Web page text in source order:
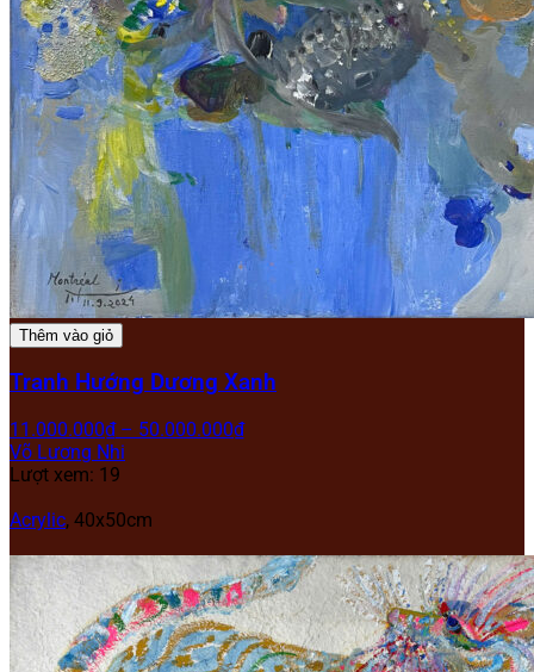
Thêm vào giỏ
Tranh Hướng Dương Xanh
11.000.000₫ – 50.000.000₫
Võ Lương Nhi
Lượt xem: 19
Acrylic, 40x50cm